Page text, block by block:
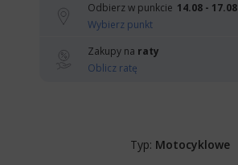
Odbierz w punkcie 14.08 - 17.08
Wybierz punkt
Zakupy na raty
Oblicz ratę
Typ: Motocyklowe